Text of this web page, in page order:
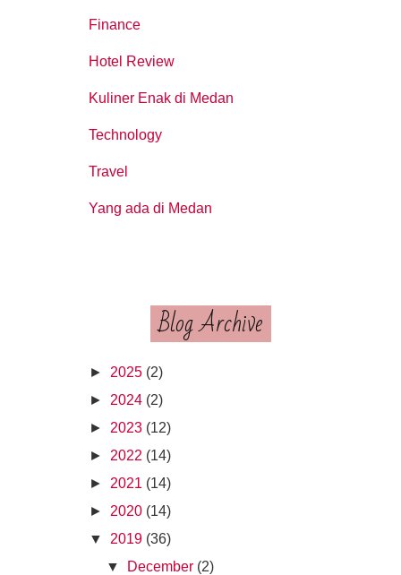
Finance
Hotel Review
Kuliner Enak di Medan
Technology
Travel
Yang ada di Medan
Blog Archive
► 2025 (2)
► 2024 (2)
► 2023 (12)
► 2022 (14)
► 2021 (14)
► 2020 (14)
▼
2019 (36)
▼
December (2)